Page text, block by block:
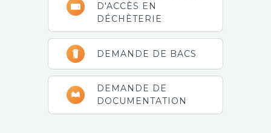
D'ACCÈS EN
DÉCHÈTERIE
DEMANDE DE BACS
DEMANDE DE
DOCUMENTATION